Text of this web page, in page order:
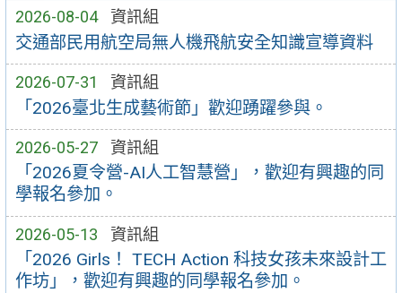
2026-08-04 資訊組
交通部民用航空局無人機飛航安全知識宣導資料
2026-07-31 資訊組
「2026臺北生成藝術節」歡迎踴躍參與。
2026-05-27 資訊組
「2026夏令營-AI人工智慧營」，歡迎有興趣的同
學報名參加。
2026-05-13 資訊組
「2026 Girls！ TECH Action 科技女孩未來設計工
作坊」，歡迎有興趣的同學報名參加。